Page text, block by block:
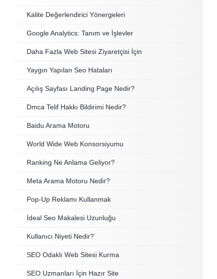
Kalite Değerlendirici Yönergeleri
Google Analytics: Tanım ve İşlevler
Daha Fazla Web Sitesi Ziyaretçisi İçin
Yaygın Yapılan Seo Hataları
Açılış Sayfası Landing Page Nedir?
Dmca Telif Hakkı Bildirimi Nedir?
Baidu Arama Motoru
World Wide Web Konsorsiyumu
Ranking Ne Anlama Geliyor?
Meta Arama Motoru Nedir?
Pop-Up Reklamı Kullanmak
İdeal Seo Makalesi Uzunluğu
Kullanıcı Niyeti Nedir?
SEO Odaklı Web Sitesi Kurma
SEO Uzmanları İçin Hazır Site